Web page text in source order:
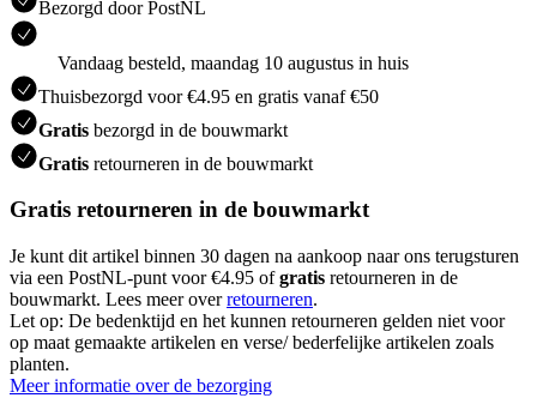
Bezorgd door PostNL
Vandaag besteld, maandag 10 augustus in huis
Thuisbezorgd voor €4.95 en gratis vanaf €50
Gratis bezorgd in de bouwmarkt
Gratis retourneren in de bouwmarkt
Gratis retourneren in de bouwmarkt
Je kunt dit artikel binnen 30 dagen na aankoop naar ons terugsturen
via een PostNL-punt voor €4.95 ofgratis retourneren in de
bouwmarkt. Lees meer overretourneren.
Let op: De bedenktijd en het kunnen retourneren gelden niet voor
op maat gemaakte artikelen en verse/ bederfelijke artikelen zoals
planten.
Meer informatie over de bezorging